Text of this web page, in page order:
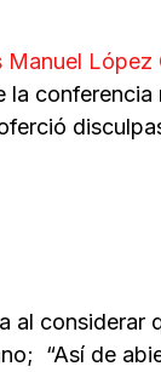
Manuel López
la conferencia
al considerar
“Así de